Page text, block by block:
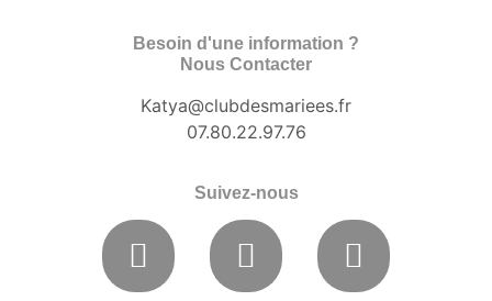
Besoin d'une information ?
Nous Contacter
Katya@clubdesmariees.fr
07.80.22.97.76
Suivez-nous